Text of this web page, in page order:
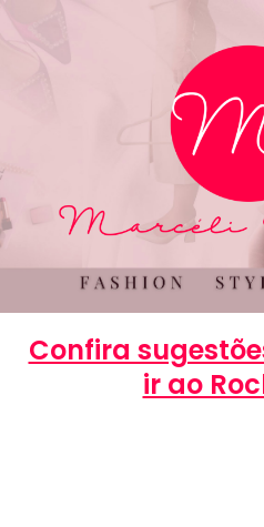
Confira
ir ao